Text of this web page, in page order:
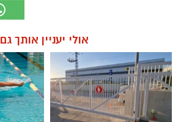
אולי יעניין אותך גם